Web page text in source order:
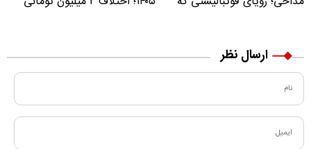
ارسال نظر